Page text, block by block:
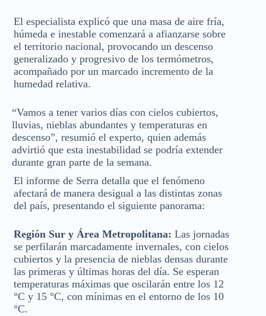
El especialista explicó que una masa de aire fría,
húmeda e inestable comenzará a afianzarse sobre
el territorio nacional, provocando un descenso
generalizado y progresivo de los termómetros,
acompañado por un marcado incremento de la
humedad relativa.
“Vamos a tener varios días con cielos cubiertos,
lluvias, nieblas abundantes y temperaturas en
descenso”, resumió el experto, quien además
advirtió que esta inestabilidad se podría extender
durante gran parte de la semana.
El informe de Serra detalla que el fenómeno
afectará de manera desigual a las distintas zonas
del país, presentando el siguiente panorama:
Región Sur y Área Metropolitana: Las jornadas
se perfilarán marcadamente invernales, con cielos
cubiertos y la presencia de nieblas densas durante
las primeras y últimas horas del día. Se esperan
temperaturas máximas que oscilarán entre los 12
°C y 15 °C, con mínimas en el entorno de los 10
°C.